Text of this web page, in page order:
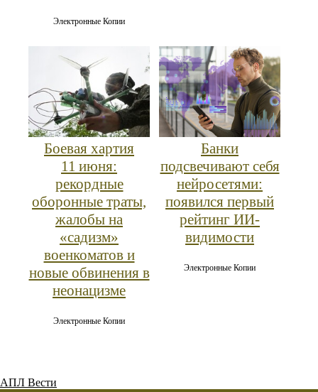
Электронные Копии
Боевая хартия
11 июня:
рекордные
оборонные траты,
жалобы на
«садизм»
военкоматов и
новые обвинения в
неонацизме
Электронные Копии
Банки
подсвечивают себя
нейросетями:
появился первый
рейтинг ИИ-
видимости
Электронные Копии
АПЛ Вести